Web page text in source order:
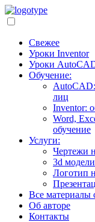
Свежее
Уроки Inventor
Уроки
Обучение:
лиц
Inventor:
Word,
обучение
Услуги:
Чертежи
3d модели
Логотип
Все материалы
Об авторе
Контакты